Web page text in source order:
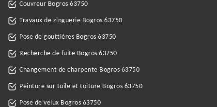
Couvreur Bogros 63750
Travaux de zinguerie Bogros 63750
Pose de gouttières Bogros 63750
Recherche de fuite Bogros 63750
Changement de charpente Bogros 63750
Peinture sur tuile et toiture Bogros 63750
Pose de velux Bogros 63750